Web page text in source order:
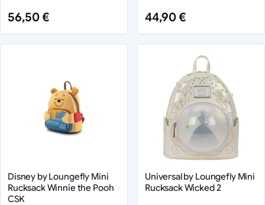
Display (12)
56,50 € 44,90 €
Disney by Loungefly Mini
Rucksack Winnie the Pooh
CSK
Universal by Loungefly Mini
Rucksack Wicked 2